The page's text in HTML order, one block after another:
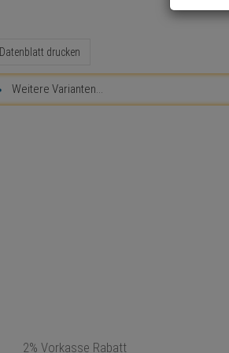
Datenblatt drucken
Weitere Varianten...
2% Vorkasse Rabatt